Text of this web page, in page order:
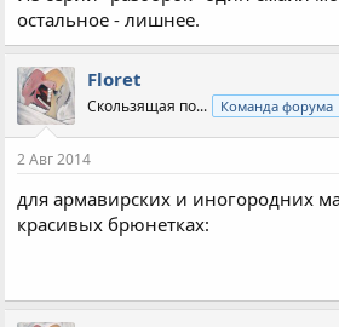
остальное - лишнее.
Floret
Скользящая по... Команда форума
2 Авг 2014
для армавирских и иногородних
красивых брюнетках: